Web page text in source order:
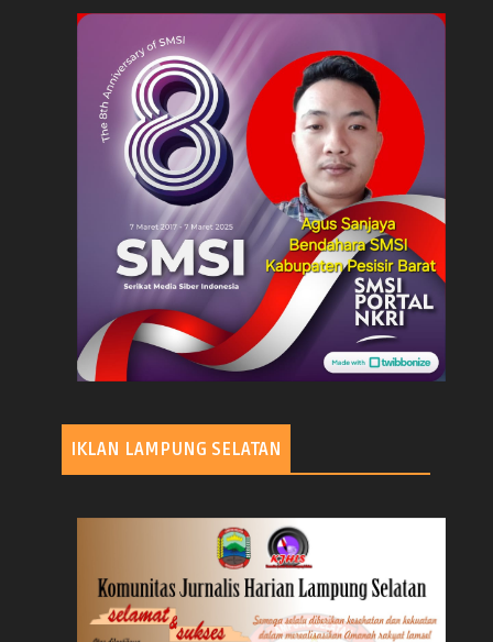
IKLAN LAMPUNG SELATAN